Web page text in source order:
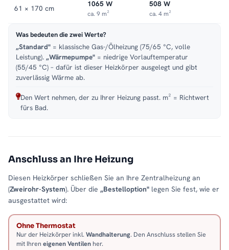
61 × 170 cm 1065 W
ca. 9 m²
508 W
ca. 4 m²
Was bedeuten die zwei Werte?
„Standard" = klassische Gas-/Ölheizung (75/65 °C, volle
Leistung). „Wärmepumpe" = niedrige Vorlauftemperatur
(55/45 °C) – dafür ist dieser Heizkörper ausgelegt und gibt
zuverlässig Wärme ab.
Den Wert nehmen, der zu Ihrer Heizung passt. m² = Richtwert
fürs Bad.
Anschluss an Ihre Heizung
Diesen Heizkörper schließen Sie an Ihre Zentralheizung an
(Zweirohr-System). Über die „Bestelloption" legen Sie fest, wie er
ausgestattet wird:
Ohne Thermostat
Nur der Heizkörper inkl. Wandhalterung. Den Anschluss stellen Sie
mit Ihren eigenen Ventilen her.